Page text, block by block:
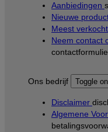
Aanbiedingen
Nieuwe
Meest verkocht
Neem contact
Ons bedrijf Toggle
Disclaimer
Algemene